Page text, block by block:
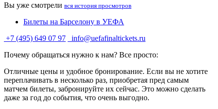
Вы уже смотрели вся история просмотров
Билеты на Барселону в УЕФА
+7 (495) 649 07 97
info@uefafinaltickets.ru
Почему обращаться нужно к нам? Все просто:
Отличные цены и удобное бронирование. Если вы не хотите
переплачивать в несколько раз, приобретая пред самым
матчем билеты, забронируйте их сейчас. Это можно сделать
даже за год до события, что очень выгодно.